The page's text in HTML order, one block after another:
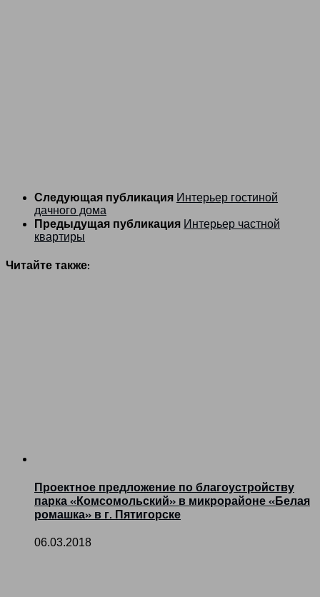
Следующая публикация Интерьер гостиной
дачного дома
Предыдущая публикация Интерьер частной
квартиры
Читайте также:
Проектное предложение по благоустройству
парка «Комсомольский» в микрорайоне «Белая
ромашка» в г. Пятигорске
06.03.2018